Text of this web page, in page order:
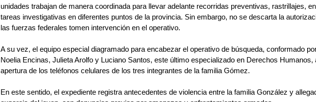
unidades trabajan de manera coordinada para llevar adelante recorridas preventivas, rastrillajes,
tareas investigativas en diferentes puntos de la provincia. Sin embargo, no se descarta la
las fuerzas federales tomen intervención en el operativo.
A su vez, el equipo especial diagramado para encabezar el operativo de búsqueda, conformado
Noelia Encinas, Julieta Arolfo y Luciano Santos, este último especializado en Derechos Humanos,
apertura de los teléfonos celulares de los tres integrantes de la familia Gómez.
En este sentido, el expediente registra antecedentes de violencia entre la familia González y